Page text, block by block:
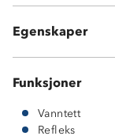
Egenskaper
romtemperatur.
Funksjoner
Vanntett
Refleks